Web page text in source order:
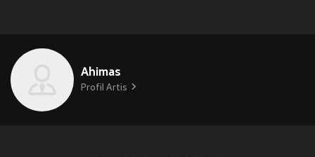
Ahimas
Profil Artis